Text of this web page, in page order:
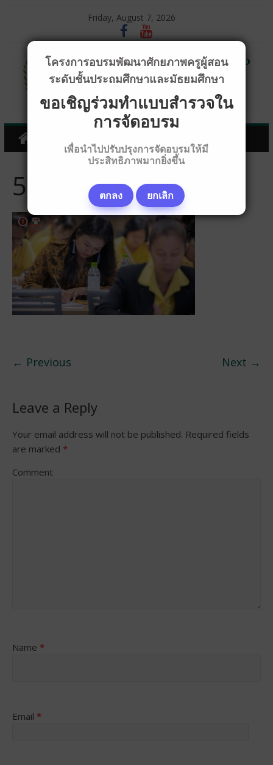
Friday, August 7, 2026
5D441656
← Previous Next →
Leave a Reply
Your email address will not be published. Required fields
are marked *
Comment
Name *
Email *
โครงการอบรมพัฒนาศักยภาพครูผู้สอน
ระดับชั้นประถมศึกษาและมัธยมศึกษา
ขอเชิญร่วมทำแบบสำรวจใน
การจัดอบรม
เพื่อนำไปปรับปรุงการจัดอบรมให้มี
ประสิทธิภาพมากยิ่งขึ้น
ตกลง ยกเลิก